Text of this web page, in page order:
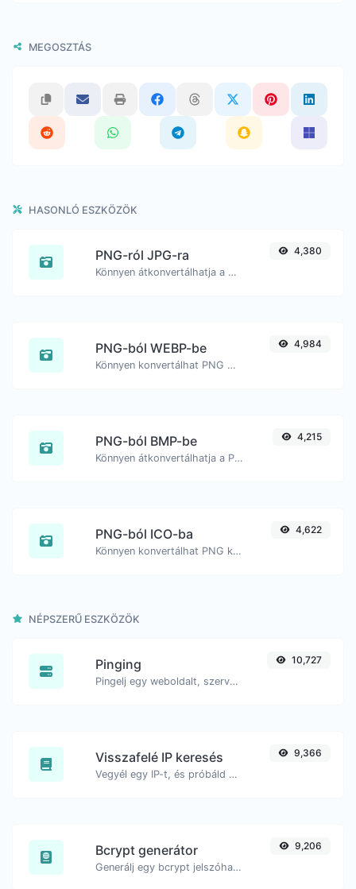
MEGOSZTÁS
HASONLÓ ESZKÖZÖK
PNG-ról JPG-ra
Könnyen átkonvertálhatja a PNG képfájlokat JPG formátumba.
4,380
PNG-ból WEBP-be
Könnyen konvertálhat PNG képfájlokat WEBP formátumba.
4,984
PNG-ból BMP-be
Könnyen átkonvertálhatja a PNG képfájlokat BMP formátumba.
4,215
PNG-ból ICO-ba
Könnyen konvertálhat PNG képfájlokat ICO formátumba.
4,622
NÉPSZERŰ ESZKÖZÖK
Pinging
Pingelj egy weboldalt, szervert vagy portot.
10,727
Visszafelé IP keresés
Vegyél egy IP-t, és próbáld meg keresni a hozzá kapcsolódó domaint/hostot.
9,366
Bcrypt generátor
Generálj egy bcrypt jelszóhash-t bármilyen szöveges bemenethez.
9,206